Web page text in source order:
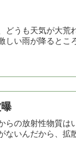
うも天気が大荒
しい雨が降ると
の放射性物質は
ないんだから、